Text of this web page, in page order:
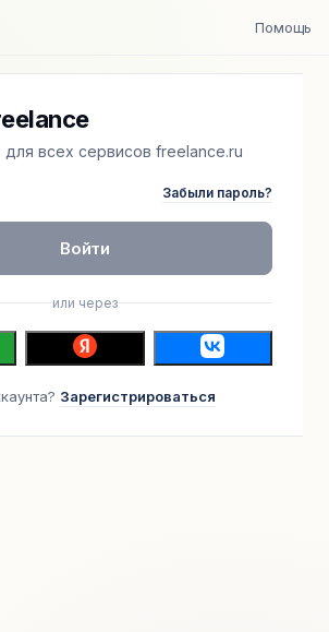
Помощь
для всех сервисов freelance.ru
Забыли пароль?
Войти
или через
Зарегистрироваться